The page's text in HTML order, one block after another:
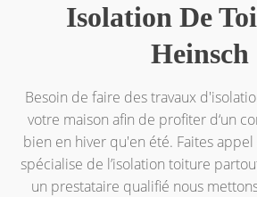
Isolation De
Heinsch
Besoin de faire des travaux
votre maison afin de profiter d‘un
bien en hiver qu'en été. Faites
spécialise de l’isolation toiture
un prestataire qualifié nous